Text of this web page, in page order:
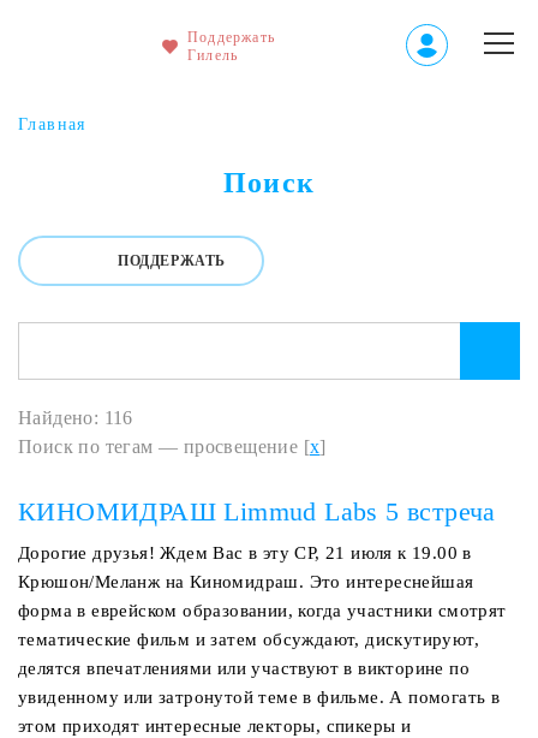
Поддержать
Гилель
Главная
Поиск
ПОДДЕРЖАТЬ
Найдено: 116
Поиск по тегам — просвещение [x]
КИНОМИДРАШ Limmud Labs 5 встреча
Дорогие друзья! Ждем Вас в эту СР, 21 июля к 19.00 в
Крюшон/Меланж на Киномидраш. Это интереснейшая
форма в еврейском образовании, когда участники смотрят
тематические фильм и затем обсуждают, дискутируют,
делятся впечатлениями или участвуют в викторине по
увиденному или затронутой теме в фильме. А помогать в
этом приходят интересные лекторы, спикеры и